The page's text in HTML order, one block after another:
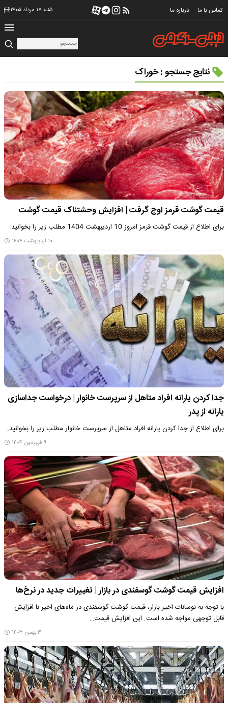
تماس با ما درباره ما شنبه ۱۷ مرداد ۱۴۰۵
نتایج جستجو : خوراک
قیمت گوشت قرمز اوج گرفت | افزایش وحشتناک قیمت گوشت
برای اطلاع از قیمت گوشت قرمز امروز 10 اردیبهشت 1404 مطلب زیر را بخوانید.
۱۰ اردیبهشت ۱۴۰۴
جدا کردن یارانه افراد متاهل از سرپرست خانوار | درخواست جداسازی
یارانه از پدر
برای اطلاع از جدا کردن یارانه افراد متاهل از سرپرست خانوار مطلب زیر را بخوانید.
۹ فروردین ۱۴۰۴
افزایش قیمت گوشت گوسفندی در بازار | تغییرات جدید در نرخ‌ها
با توجه به نوسانات اخیر بازار، قیمت گوشت گوسفندی در ماه‌های اخیر با افزایش
قابل توجهی مواجه شده است. این افزایش قیمت…
۳ بهمن ۱۴۰۳